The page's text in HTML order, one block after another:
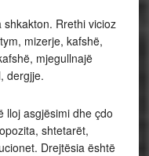
Rrethi vicioz
mizerje, kafshë,
mjegullnajë
dergjje.
lloj asgjësimi dhe çdo
shtetarët,
Drejtësia është